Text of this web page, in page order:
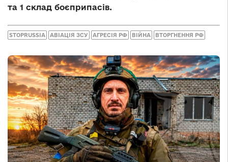
та 1 склад боєприпасів.
STOPRUSSIA АВІАЦІЯ ЗСУ АГРЕСІЯ РФ ВІЙНА ВТОРГНЕННЯ РФ